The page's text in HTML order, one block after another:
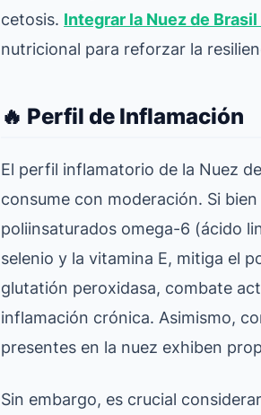
cetosis. Integrar la Nuez de
nutricional para reforzar la
🔥 Perfil de Inflamación
El perfil inflamatorio de la Nuez
consume con moderación. Si
poliinsaturados omega-6 (ácido
selenio y la vitamina E, mitiga el
glutatión peroxidasa, combate
inflamación crónica. Asimismo,
presentes en la nuez exhiben
Sin embargo, es crucial